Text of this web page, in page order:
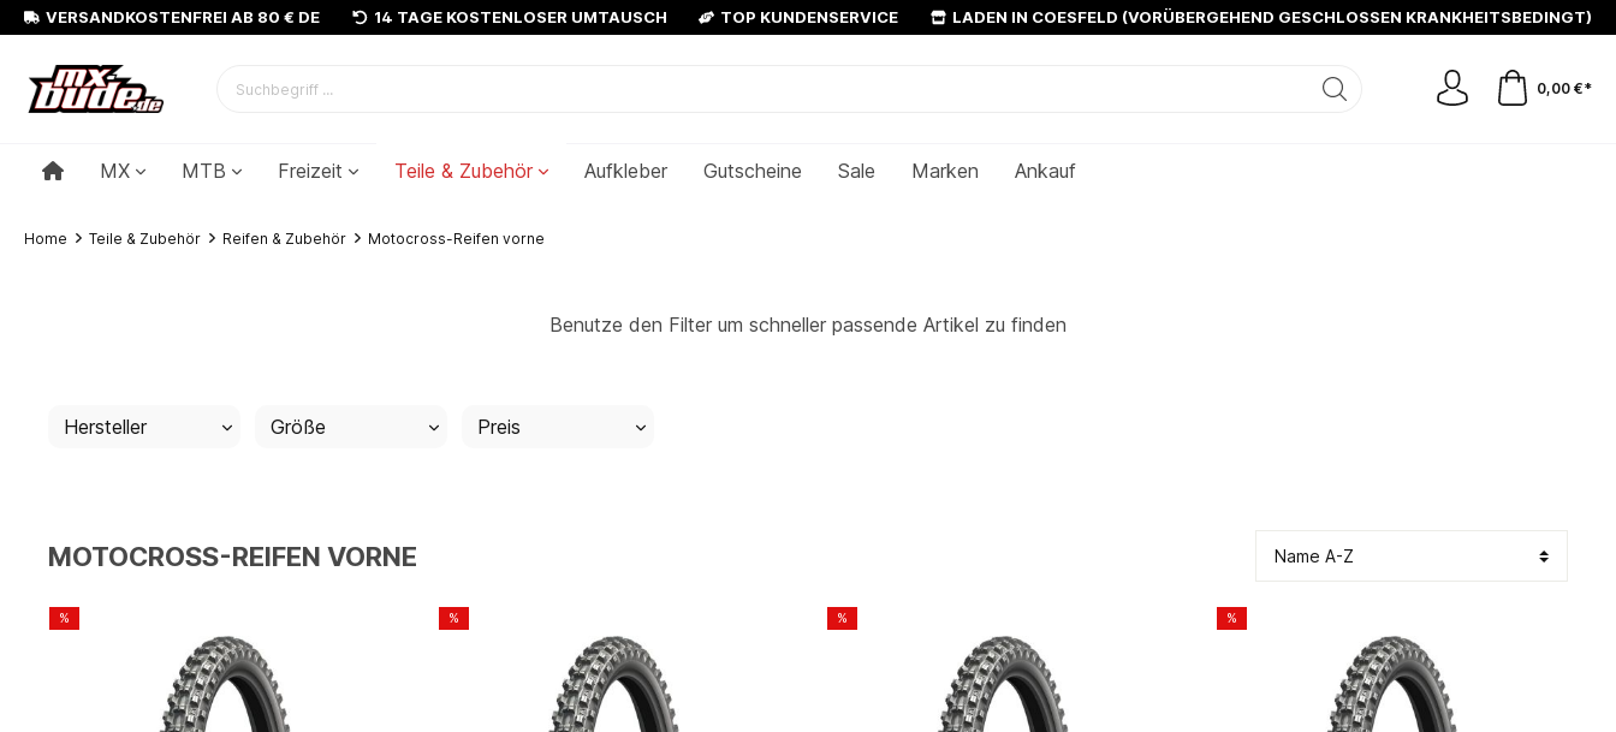
VERSANDKOSTENFREI AB 80 € DE 14 TAGE KOSTENLOSER UMTAUSCH TOP KUNDENSERVICE LADEN IN COESFELD (VORÜBERGEHEND GESCHLOSSEN KRANKHEITSBEDINGT)
0,00 €*
MX MTB Freizeit Teile & Zubehör Aufkleber Gutscheine Sale Marken Ankauf
Home Teile & Zubehör Reifen & Zubehör Motocross-Reifen vorne
Benutze den Filter um schneller passende Artikel zu finden
Hersteller Größe Preis
MOTOCROSS-REIFEN VORNE
% % % %